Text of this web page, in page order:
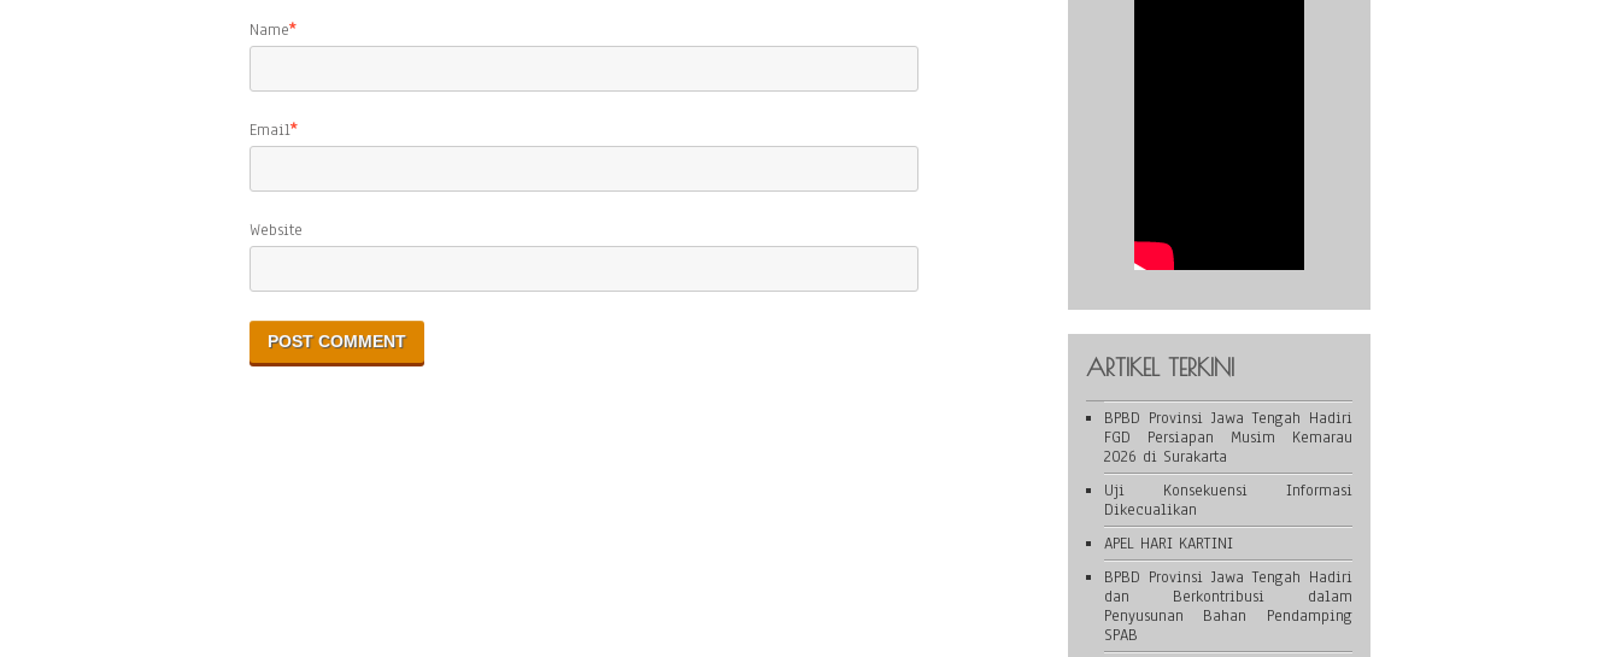
Name*
Email*
Website
ARTIKEL TERKINI
BPBD Provinsi Jawa Tengah Hadiri
FGD Persiapan Musim Kemarau
2026 di Surakarta
Uji Konsekuensi Informasi
Dikecualikan
APEL HARI KARTINI
BPBD Provinsi Jawa Tengah Hadiri
dan Berkontribusi dalam
Penyusunan Bahan Pendamping
SPAB